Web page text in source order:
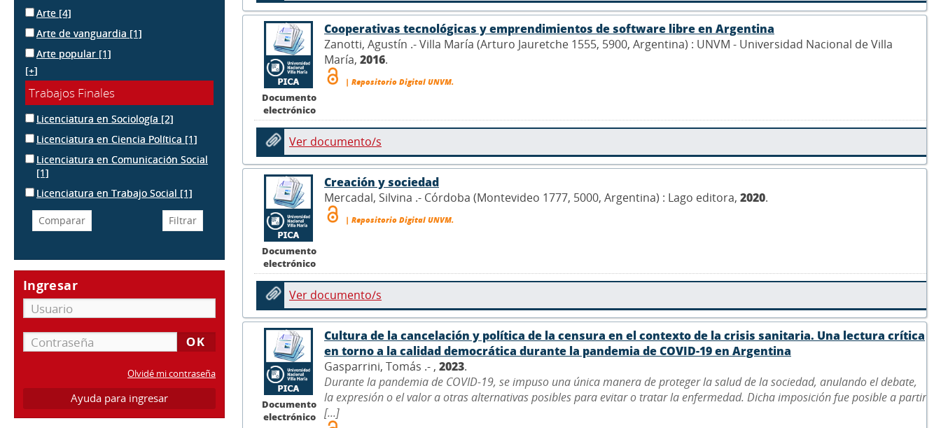
Arte [4]
Arte de vanguardia [1]
Arte popular [1]
[+]
Trabajos Finales
Licenciatura en Sociología [2]
Licenciatura en Ciencia Política [1]
Licenciatura en Comunicación Social
[1]
Licenciatura en Trabajo Social [1]
Ingresar
Olvidé mi contraseña
Ayuda para ingresar
Documento
electrónico
Cooperativas tecnológicas y emprendimientos de software libre en Argentina
Zanotti, Agustín .- Villa María (Arturo Jauretche 1555, 5900, Argentina) : UNVM - Universidad Nacional de Villa
María, 2016.
| Repositorio Digital UNVM.
Ver documento/s
Documento
electrónico
Creación y sociedad
Mercadal, Silvina .- Córdoba (Montevideo 1777, 5000, Argentina) : Lago editora, 2020.
| Repositorio Digital UNVM.
Ver documento/s
Documento
electrónico
Cultura de la cancelación y política de la censura en el contexto de la crisis sanitaria. Una lectura crítica
en torno a la calidad democrática durante la pandemia de COVID-19 en Argentina
Gasparrini, Tomás .- , 2023.
Durante la pandemia de COVID-19, se impuso una única manera de proteger la salud de la sociedad, anulando el debate,
la expresión o el valor a otras alternativas posibles para evitar o tratar la enfermedad. Dicha imposición fue posible a partir
[...]